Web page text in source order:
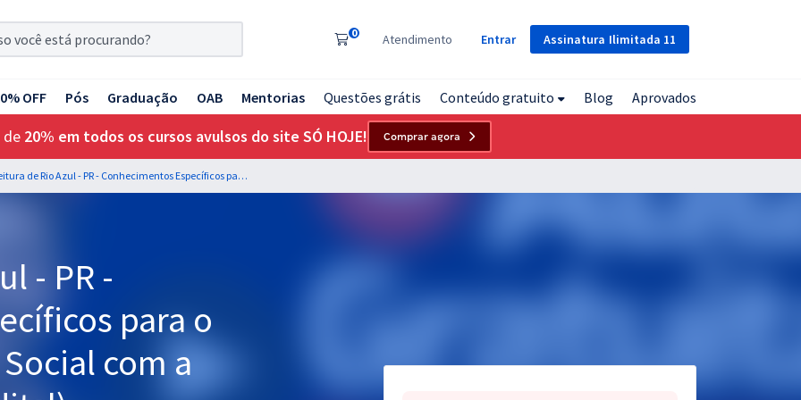
Assinatura Ilimitada 11
0 Atendimento Entrar
OFF Pós Graduação OAB Mentorias Questões grátis Conteúdo gratuito Blog Aprovados
de 20% em todos os cursos avulsos do site SÓ HOJE! Comprar agora
Prefeitura de Rio Azul - PR - Conhecimentos Específicos para o Cargo de Assistente Social com a Equipe Gran (Pós-Edital)
- PR -
para o
com a